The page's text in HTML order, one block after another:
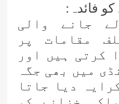
جانے والی
مقامات پر
کرتی ہیں اور
میں بھی جگہ
دیا جاتا